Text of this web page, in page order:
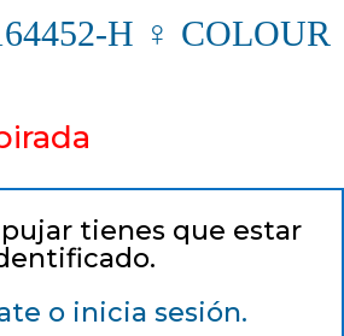
H ♀ COLOUR
tienes que estar
o inicia sesión.